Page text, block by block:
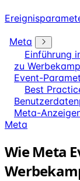
Meta
Einführung
zu
Event-
Best
Meta-
Meta
Wie Meta